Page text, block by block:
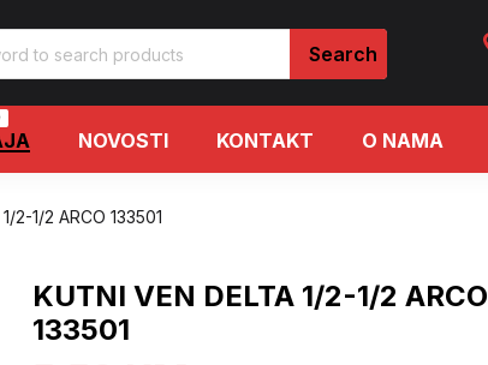
NOVOSTI KONTAKT O NAMA
2-1/2 ARCO 133501
KUTNI VEN DELTA 1/2-1/2 ARCO
133501